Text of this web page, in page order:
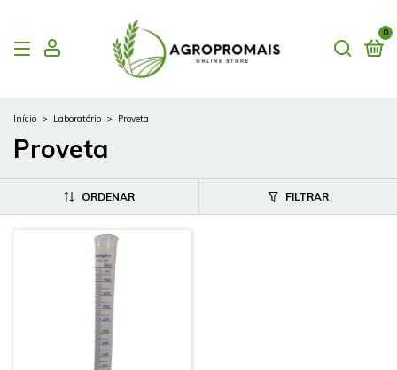
0
Início > Laboratório > Proveta
Proveta
ORDENAR FILTRAR